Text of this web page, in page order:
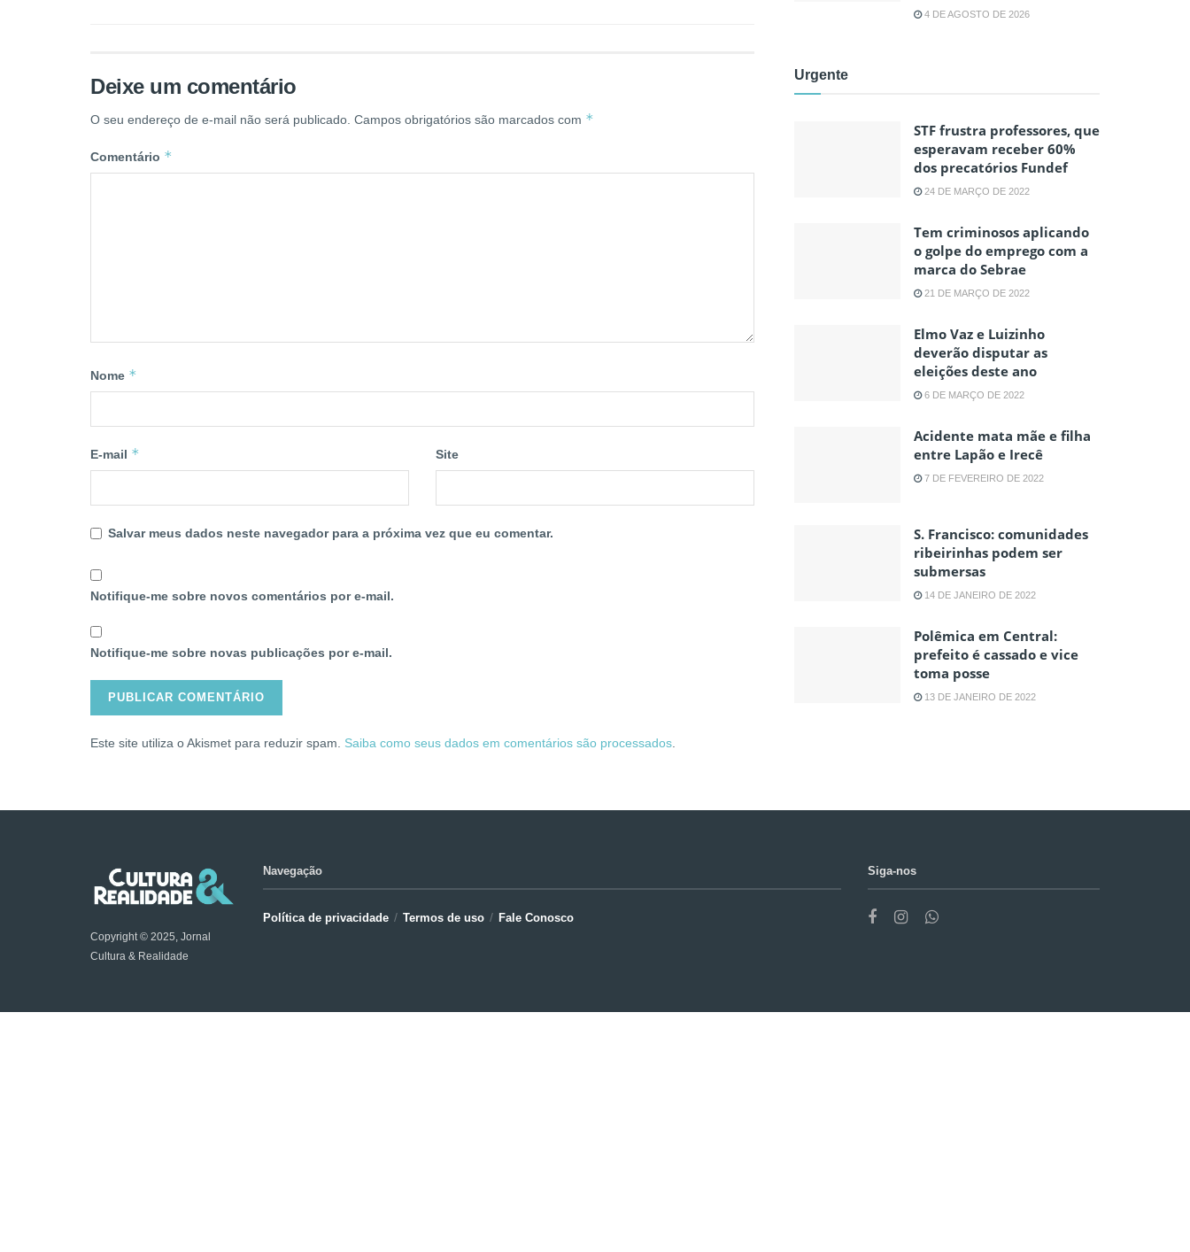
Deixe um comentário
O seu endereço de e-mail não será publicado. Campos obrigatórios são marcados com *
Comentário *
Nome *
E-mail * Site
Salvar meus dados neste navegador para a próxima vez que eu comentar.
Notifique-me sobre novos comentários por e-mail.
Notifique-me sobre novas publicações por e-mail.
Este site utiliza o Akismet para reduzir spam. Saiba como seus dados em comentários são processados
4 DE AGOSTO DE 2026
Urgente
STF frustra professores, que
esperavam receber 60%
dos precatórios Fundef
24 DE MARÇO DE 2022
Tem criminosos aplicando
o golpe do emprego com a
marca do Sebrae
21 DE MARÇO DE 2022
Elmo Vaz e Luizinho
deverão disputar as
eleições deste ano
6 DE MARÇO DE 2022
Acidente mata mãe e filha
entre Lapão e Irecê
7 DE FEVEREIRO DE 2022
S. Francisco: comunidades
ribeirinhas podem ser
submersas
14 DE JANEIRO DE 2022
Polêmica em Central:
prefeito é cassado e vice
toma posse
13 DE JANEIRO DE 2022
Copyright © 2025, Jornal
Cultura & Realidade
Navegação
Política de privacidade Termos de uso Fale Conosco
Siga-nos